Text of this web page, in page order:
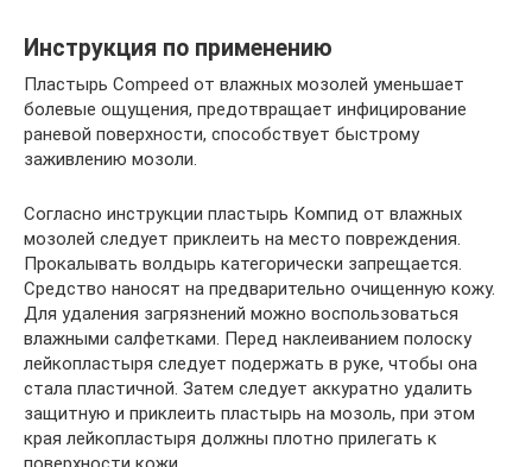
Инструкция по применению
Пластырь Compeed от влажных мозолей уменьшает
болевые ощущения, предотвращает инфицирование
раневой поверхности, способствует быстрому
заживлению мозоли.
Согласно инструкции пластырь Компид от влажных
мозолей следует приклеить на место повреждения.
Прокалывать волдырь категорически запрещается.
Средство наносят на предварительно очищенную кожу.
Для удаления загрязнений можно воспользоваться
влажными салфетками. Перед наклеиванием полоску
лейкопластыря следует подержать в руке, чтобы она
стала пластичной. Затем следует аккуратно удалить
защитную и приклеить пластырь на мозоль, при этом
края лейкопластыря должны плотно прилегать к